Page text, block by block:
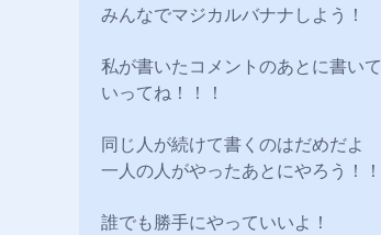
みんなでマジカルバナナしよう！
私が書いたコメントのあとに書いて
いってね！！！
同じ人が続けて書くのはだめだよ
一人の人がやったあとにやろう！！
誰でも勝手にやっていいよ！